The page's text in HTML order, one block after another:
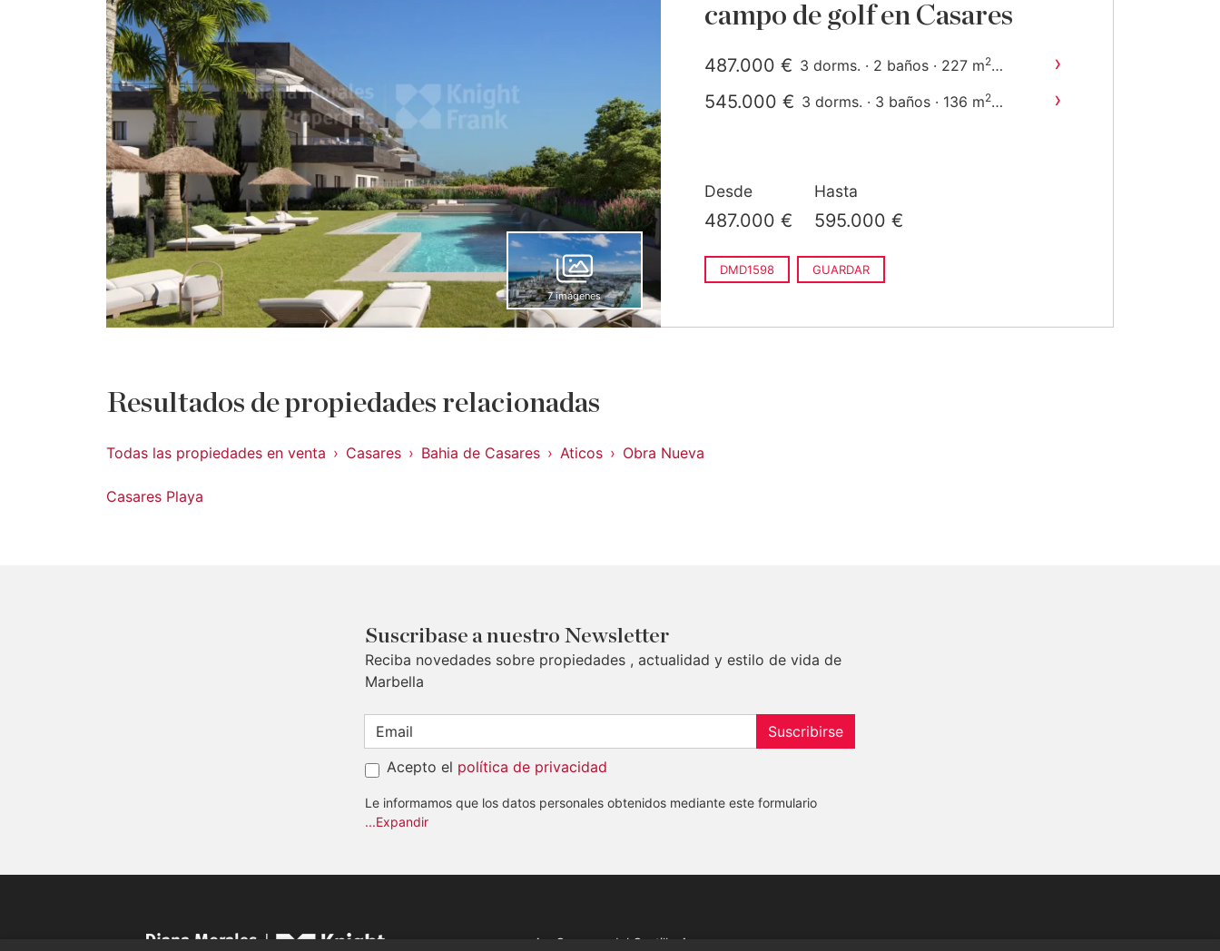
7 imágenes
campo de golf en Casares
487.000 € 3 dorms. · 2 baños · 227 m2 ›
545.000 € 3 dorms. · 3 baños · 136 m2 ›
Desde
487.000 €
Hasta
595.000 €
DMD1598 GUARDAR
Resultados de propiedades relacionadas
Todas las propiedades en venta Casares Bahia de Casares Aticos Obra Nueva
Casares Playa
Suscribase a nuestro Newsletter
Reciba novedades sobre propiedades , actualidad y estilo de vida de
Marbella
Suscribirse
Acepto el política de privacidad
Le informamos que los datos personales obtenidos mediante este formulario
...Expandir
Av. Canovas del Castillo 4